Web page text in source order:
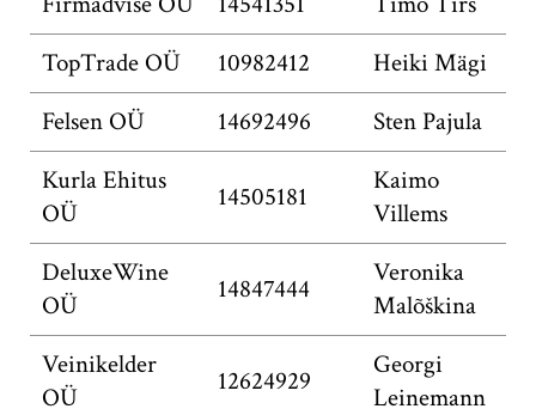
TopTrade OÜ
10982412
Heiki Mägi
Felsen OÜ
14692496
Sten Pajula
Kurla Ehitus
OÜ
14505181
Kaimo
Villems
DeluxeWine
OÜ
14847444
Veronika
Malõškina
Veinikelder
OÜ
12624929
Georgi
Leinemann